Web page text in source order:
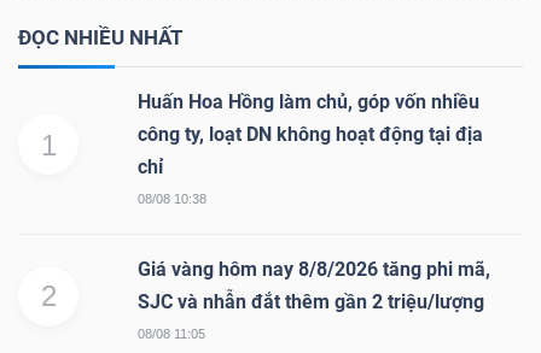
ĐỌC NHIỀU NHẤT
1
Huấn Hoa Hồng làm chủ, góp vốn nhiều
công ty, loạt DN không hoạt động tại địa
chỉ
08/08 10:38
2
Giá vàng hôm nay 8/8/2026 tăng phi mã,
SJC và nhẫn đắt thêm gần 2 triệu/lượng
08/08 11:05